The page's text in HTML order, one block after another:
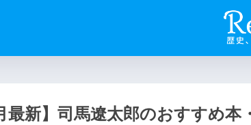
最新】司馬遼太郎のおすすめ